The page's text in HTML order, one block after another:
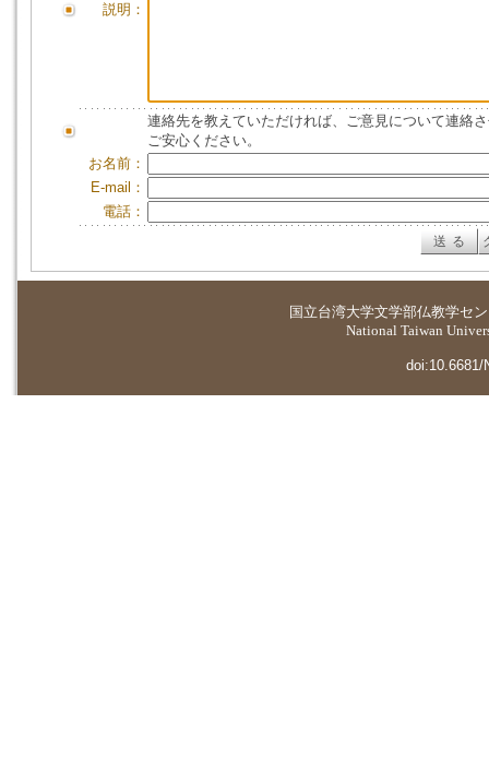
説明：
連絡先を教えていただければ、ご意見について連絡
ご安心ください。
お名前：
E-mail：
電話：
国立台湾大学文学部仏教学セ
National Taiwan
doi:10.6681/